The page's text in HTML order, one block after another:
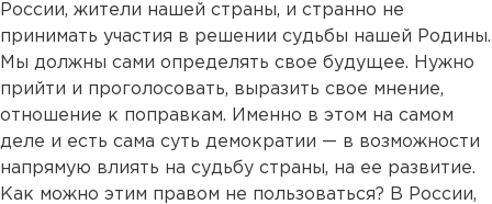
России, жители нашей страны, и странно не
принимать участия в решении судьбы нашей Родины.
Мы должны сами определять свое будущее. Нужно
прийти и проголосовать, выразить свое мнение,
отношение к поправкам. Именно в этом на самом
деле и есть сама суть демократии — в возможности
напрямую влиять на судьбу страны, на ее развитие.
Как можно этим правом не пользоваться? В России,